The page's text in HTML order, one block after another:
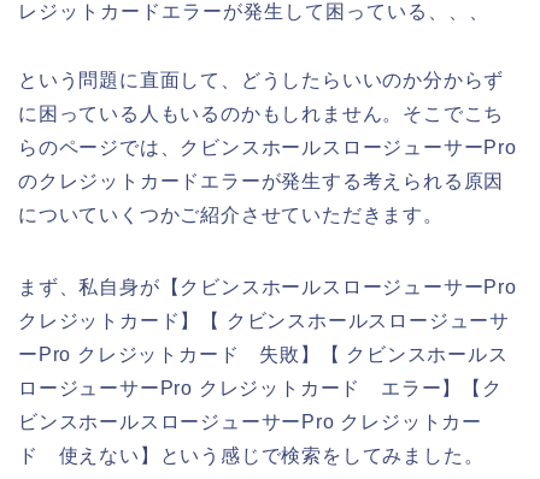
レジットカードエラーが発生して困っている、、、
という問題に直面して、どうしたらいいのか分からず
に困っている人もいるのかもしれません。そこでこち
らのページでは、クビンスホールスロージューサーPro
のクレジットカードエラーが発生する考えられる原因
についていくつかご紹介させていただきます。
まず、私自身が【クビンスホールスロージューサーPro
クレジットカード】【 クビンスホールスロージューサ
ーPro クレジットカード 失敗】【 クビンスホールス
ロージューサーPro クレジットカード エラー】【ク
ビンスホールスロージューサーPro クレジットカー
ド 使えない】という感じで検索をしてみました。